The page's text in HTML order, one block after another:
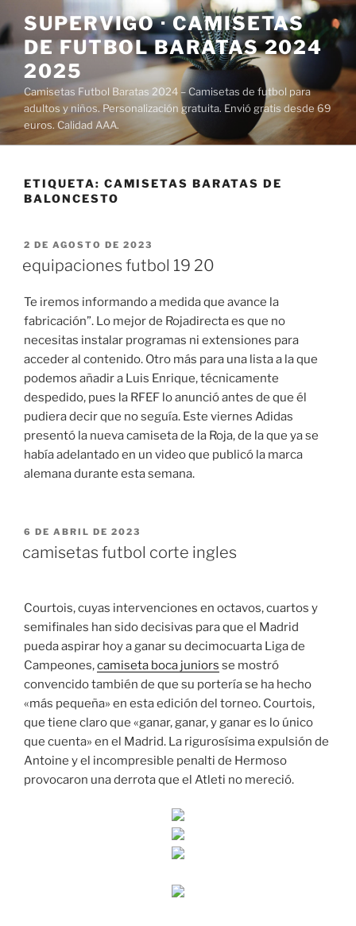
al
contenido
SUPERVIGO · CAMISETAS
DE FUTBOL BARATAS 2024
2025
Camisetas Futbol Baratas 2024 – Camisetas de futbol para
adultos y niños. Personalización gratuita. Envió gratis desde 69
euros. Calidad AAA.
ETIQUETA: CAMISETAS BARATAS DE
BALONCESTO
PUBLICADO
2 DE AGOSTO DE 2023
equipaciones futbol 19 20
Te iremos informando a medida que avance la
fabricación”. Lo mejor de Rojadirecta es que no
necesitas instalar programas ni extensiones para
acceder al contenido. Otro más para una lista a la que
podemos añadir a Luis Enrique, técnicamente
despedido, pues la RFEF lo anunció antes de que él
pudiera decir que no seguía. Este viernes Adidas
presentó la nueva camiseta de la Roja, de la que ya se
había adelantado en un video que publicó la marca
alemana durante esta semana.
PUBLICADO
6 DE ABRIL DE 2023
camisetas futbol corte ingles
Courtois, cuyas intervenciones en octavos, cuartos y
semifinales han sido decisivas para que el Madrid
pueda aspirar hoy a ganar su decimocuarta Liga de
Campeones,camiseta boca juniors se mostró
convencido también de que su portería se ha hecho
«más pequeña» en esta edición del torneo. Courtois,
que tiene claro que «ganar, ganar, y ganar es lo único
que cuenta» en el Madrid. La rigurosísima expulsión de
Antoine y el incompresible penalti de Hermoso
provocaron una derrota que el Atleti no mereció.